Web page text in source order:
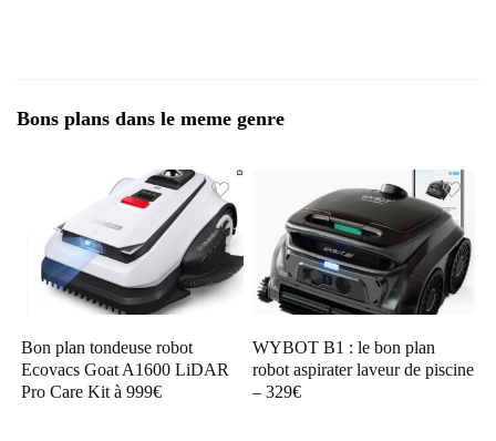
Bons plans dans le meme genre
Bon plan tondeuse robot
Ecovacs Goat A1600 LiDAR
Pro Care Kit à 999€
WYBOT B1 : le bon plan
robot aspirater laveur de piscine
– 329€